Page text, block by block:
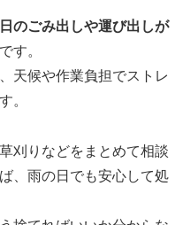
のごみ出しや運び出しが
です。
天候や作業負担でストレ
。
刈りなどをまとめて相談
、雨の日でも安心して処